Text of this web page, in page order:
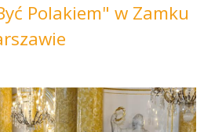
Polakiem" w Zamku